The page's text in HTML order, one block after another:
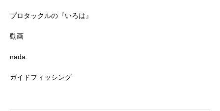
プロタックルの『いろは』
動画
nada.
ガイドフィッシング